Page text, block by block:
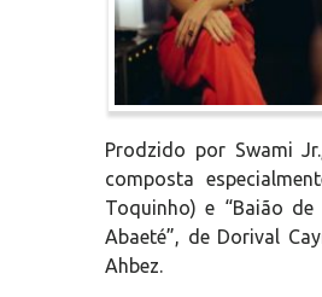
Prodzido por Swami
composta
Toquinho) e “Baião
Abaeté”, de Dorival
Ahbez.